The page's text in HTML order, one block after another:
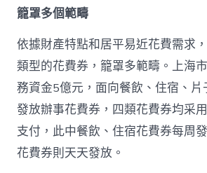
籠罩多個範疇
依據財產特點和居平易近花費需求
類型的花費券，籠罩多範疇。上海
務資金5億元，面向餐飲、住宿、片
發放辦事花費券，四類花費券均采
支付，此中餐飲、住宿花費券每周
花費券則天天發放。